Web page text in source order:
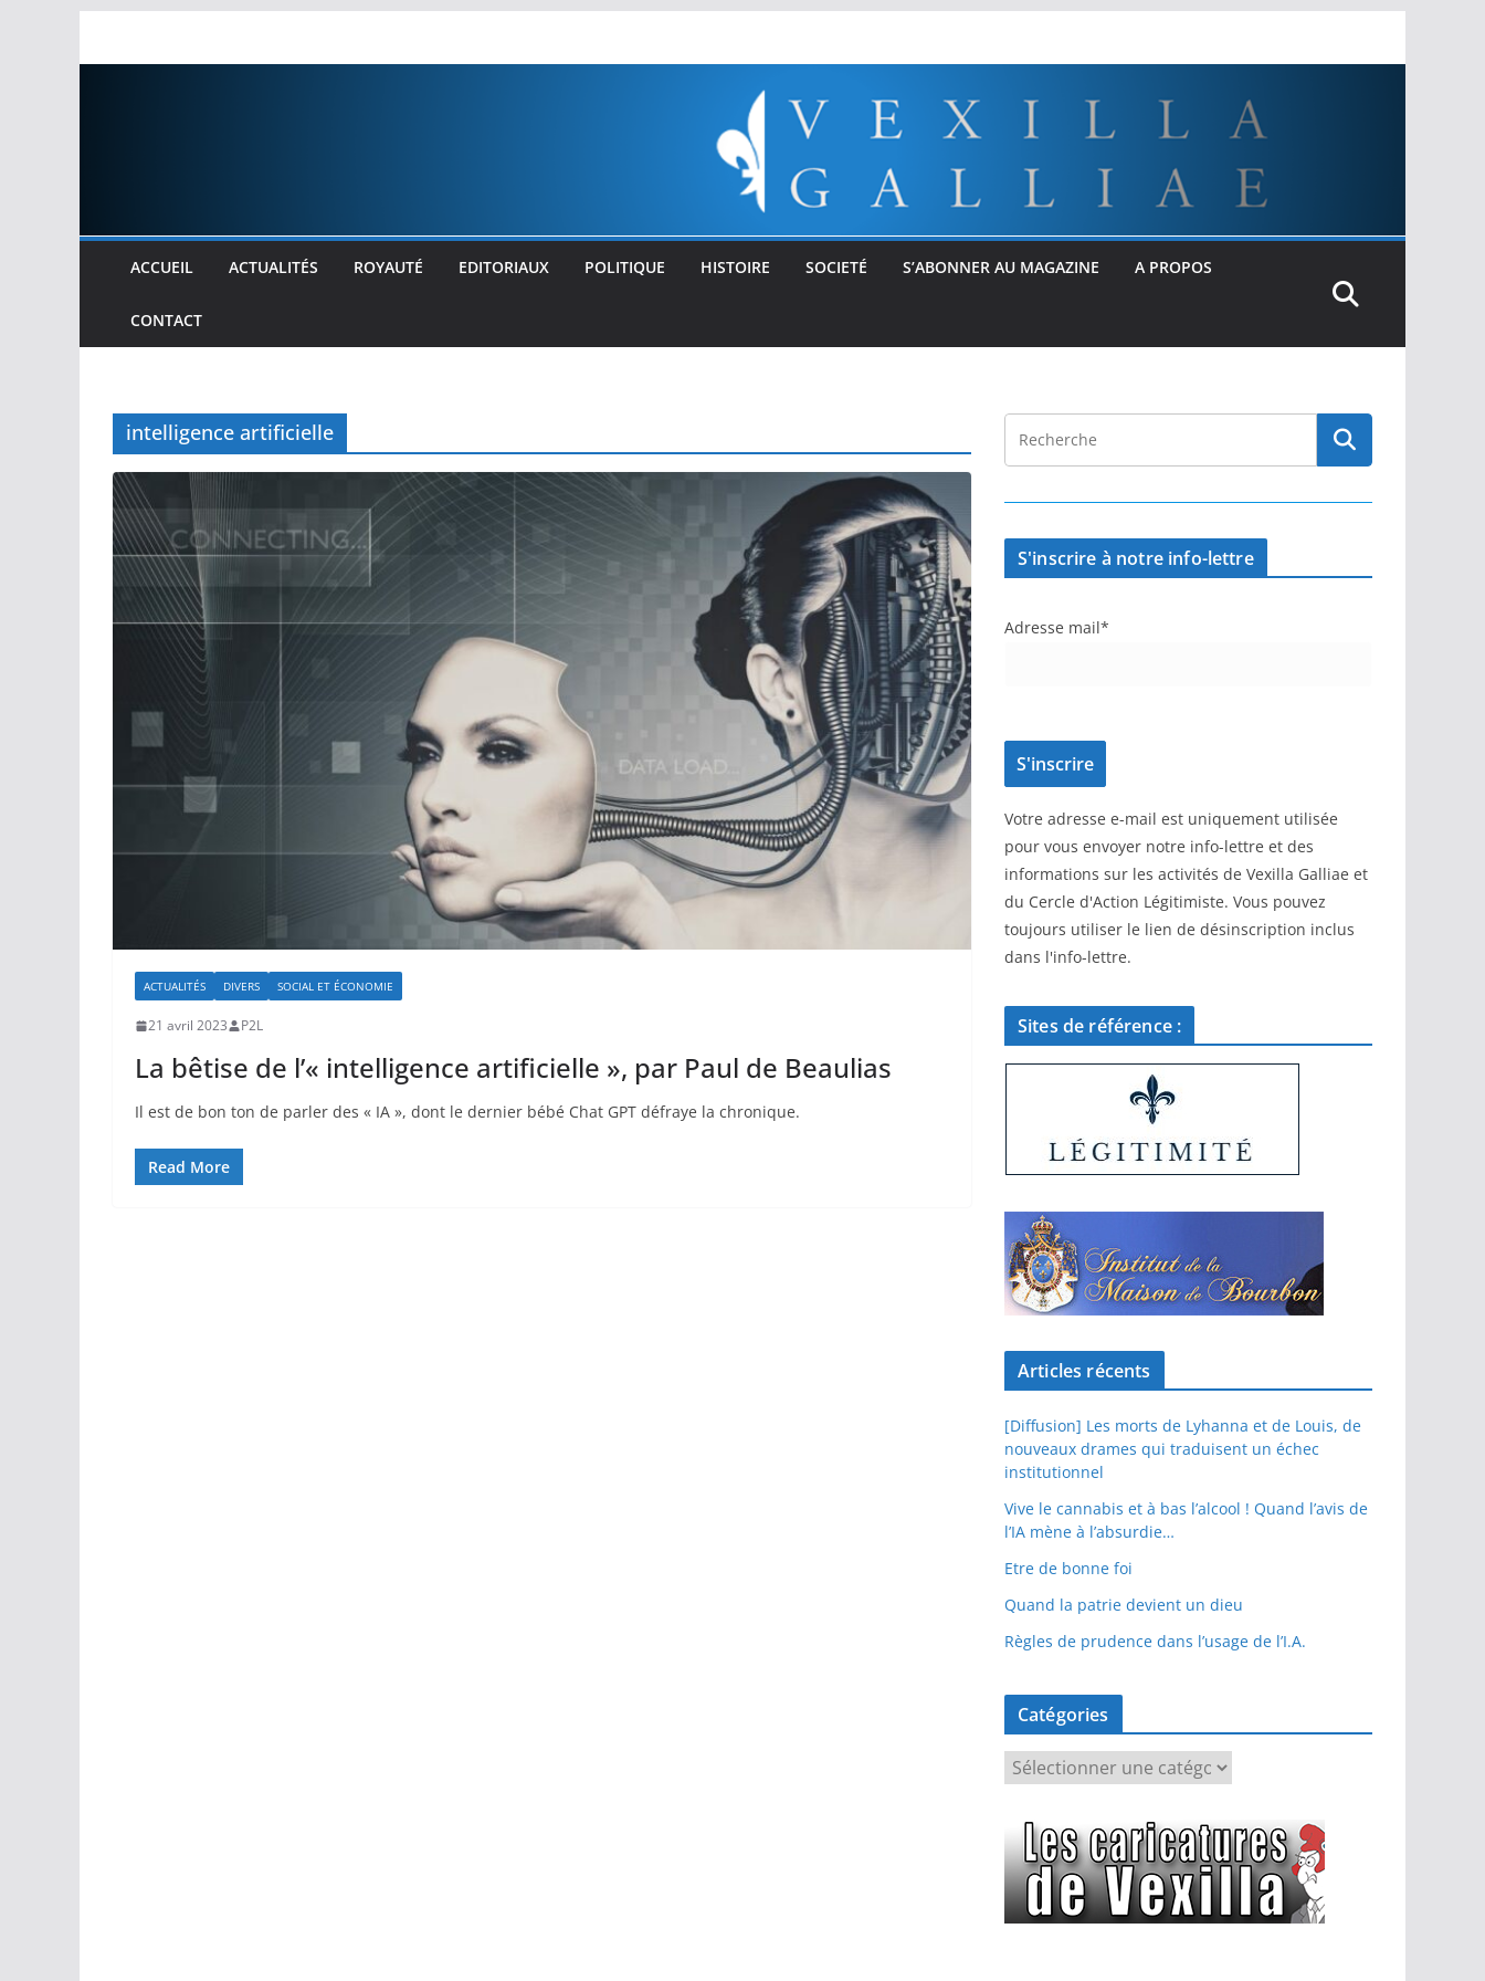
ACCUEIL ACTUALITÉS ROYAUTÉ EDITORIAUX POLITIQUE HISTOIRE SOCIETÉ S’ABONNER AU MAGAZINE A PROPOS
CONTACT
intelligence artificielle
ACTUALITÉS DIVERS SOCIAL ET ÉCONOMIE
21 avril 2023 P2L
La bêtise de l’« intelligence artificielle », par Paul de Beaulias
Il est de bon ton de parler des « IA », dont le dernier bébé Chat GPT défraye la chronique.
Read More
S'inscrire à notre info-lettre
Adresse mail*
Votre adresse e-mail est uniquement utilisée
pour vous envoyer notre info-lettre et des
informations sur les activités de Vexilla Galliae et
du Cercle d'Action Légitimiste. Vous pouvez
toujours utiliser le lien de désinscription inclus
dans l'info-lettre.
Sites de référence :
Articles récents
[Diffusion] Les morts de Lyhanna et de Louis, de
nouveaux drames qui traduisent un échec
institutionnel
Vive le cannabis et à bas l’alcool ! Quand l’avis de
l’IA mène à l’absurdie…
Etre de bonne foi
Quand la patrie devient un dieu
Règles de prudence dans l’usage de l’I.A.
Catégories
é
g
o
r